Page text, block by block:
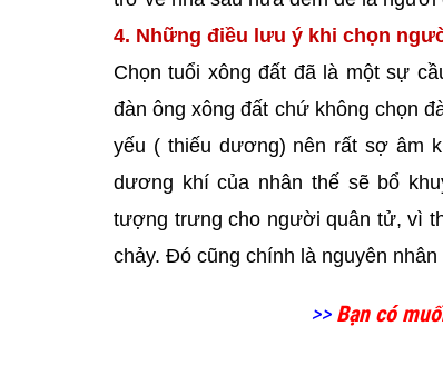
4. Những điều lưu ý khi chọn
Chọn tuổi xông đất đã là một sự
đàn ông xông đất chứ không chọn
yếu ( thiếu dương) nên rất sợ âm
dương khí của nhân thế sẽ bổ
tượng trưng cho người quân tử, vì
chảy. Đó cũng chính là nguyên
>> Bạn có